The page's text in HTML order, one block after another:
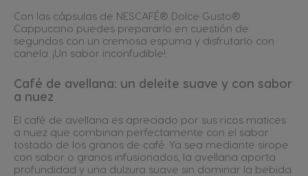
Con las cápsulas de NESCAFÉ® Dolce Gusto®
Cappuccino puedes prepararlo en cuestión de
segundos con un cremosa espuma y disfrutarlo con
canela. ¡Un sabor inconfudible!
Café de avellana: un deleite suave y con sabor
a nuez
El café de avellana es apreciado por sus ricos matices
a nuez que combinan perfectamente con el sabor
tostado de los granos de café. Ya sea mediante sirope
con sabor o granos infusionados, la avellana aporta
profundidad y una dulzura suave sin dominar la bebida.